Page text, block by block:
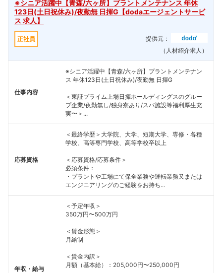
※シニア活躍中【青森/六ヶ所】プラントメンテナンス 年休
123日(土日祝休み)/夜勤無 日揮G【dodaエージェントサービ
ス 求人】
正社員
提供元：
（人材紹介求人）
仕事内容
※シニア活躍中【青森/六ヶ所】プラントメンテナン
ス 年休123日(土日祝休み)/夜勤無 日揮G
＜東証プライム上場日揮ホールディングスのグルー
プ企業/夜勤無し/独身寮あり/スパ施設等福利厚生充
実〜＞...
応募資格
＜最終学歴＞大学院、大学、短期大学、専修・各種
学校、高等専門学校、高等学校卒以上
＜応募資格/応募条件＞
必須条件：
・プラントや工場にて保全業務や運転業務又または
エンジニアリングのご経験をお持ち...
年収・給与
＜予定年収＞
350万円〜500万円
＜賃金形態＞
月給制
＜賃金内訳＞
月額（基本給）：205,000円〜250,000円